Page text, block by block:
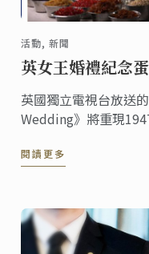
活動, 新聞
英女王婚禮紀念
英國獨立電視台放送
Wedding》將重現
閱讀更多